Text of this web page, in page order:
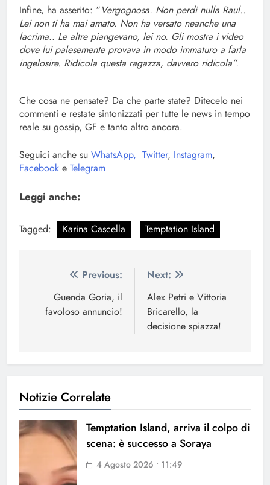
Infine, ha asserito: “Vergognosa. Non perdi nulla Raul..
Lei non ti ha mai amato. Non ha versato neanche una
lacrima.. Le altre piangevano, lei no. Gli mostra i video
dove lui palesemente provava in modo immaturo a farla
ingelosire. Ridicola questa ragazza, davvero ridicola”.
Che cosa ne pensate? Da che parte state? Ditecelo nei
commenti e restate sintonizzati per tutte le news in tempo
reale su gossip, GF e tanto altro ancora.
Seguici anche su WhatsApp, Twitter, Instagram,
Facebook e Telegram
Leggi anche:
Tagged: Karina Cascella Temptation Island
Navigazione
articoli
Previous:
Guenda Goria, il
favoloso annuncio!
Next:
Alex Petri e Vittoria
Bricarello, la
decisione spiazza!
Notizie Correlate
Temptation Island, arriva il colpo di
scena: è successo a Soraya
4 Agosto 2026 • 11:49